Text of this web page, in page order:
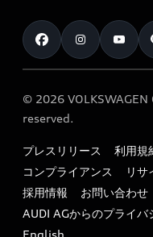
カタログ一覧
車検 / 定期点検
e-tronアフターサポート
myAudi
クオリティ
保証
メンテナンス
ファイナンス
キャンペーン / イベント
買取査定
お知らせ
オーナー様向けキャンペ
特定整備適用車一覧
リサイクル法
よくある質問（FAQ）
© 2026
reserved.
プレスリリース 利用規
コンプライアンス
リサ
採用情報
お問い合わせ
AUDI AGからのプライバ
English